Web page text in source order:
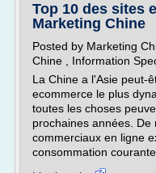
Top 10 des sites
Marketing Chine
Posted by Marketing
Chine , Information
La Chine a l'Asie peut-
ecommerce le plus
toutes les choses
prochaines années.
commerciaux en ligne
consommation courante